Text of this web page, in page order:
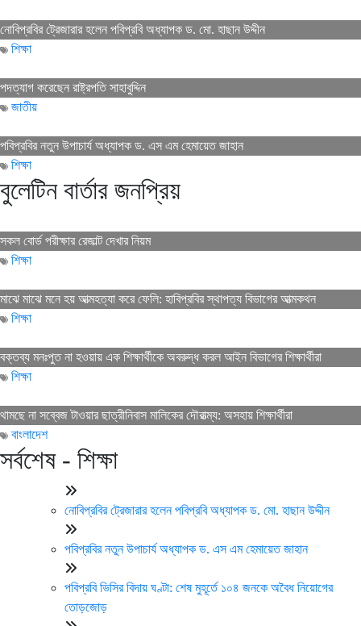
নোবিপ্রবির ট্রেজারার হলেন পবিপ্রবি অধ্যাপক ড. মো. হাছান উদ্দীন
শিক্ষা
পদত্যাগ করেছেন রাষ্ট্রপতি সাহাবুদ্দিন
জাতীয়
পবিপ্রবির নতুন উপাচার্য অধ্যাপক ড. এস এম হেমায়েত জাহান
শিক্ষা
বুলেটিন বার্তার জনপ্রিয়
সকল বোর্ড পরীক্ষার রেজাল্ট দেখার নিয়ম
শিক্ষা
মাঝে মাঝে মনে হয় আত্মহত্যা করে ফেলি: হাবিপ্রবির স্থাপত্য বিভাগের আত্মকথন
শিক্ষা
বক্তব্য মনঃপুত না হওয়ায় এক শিক্ষার্থীকে অবরুদ্ধ করল আইন বিভাগের শিক্ষার্থীরা
শিক্ষা
থামছে না সব্বেজ টাওয়ার ছাত্রীনিবাস মালিকের দৌরাত্ম্য: অসহায় শিক্ষার্থীরা
বাংলাদেশ
সর্বশেষ - শিক্ষা
নোবিপ্রবির ট্রেজারার হলেন পবিপ্রবি অধ্যাপক ড. মো. হাছান উদ্দীন
পবিপ্রবির নতুন উপাচার্য অধ্যাপক ড. এস এম হেমায়েত জাহান
পবিপ্রবি ভিসির বিদায় ঘণ্টা: শেষ মুহূর্তে ১০৪ জনকে অবৈধ নিয়োগের
তোড়জোড়